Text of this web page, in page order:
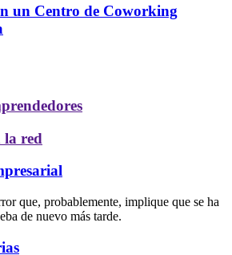
un Centro de Coworking
la red
que, probablemente, implique que se ha
de nuevo más tarde.